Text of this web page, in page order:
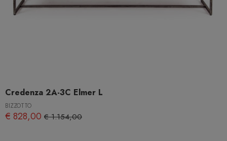
Credenza 2A-3C Elmer L
BIZZOTTO
€ 828,00 € 1.154,00